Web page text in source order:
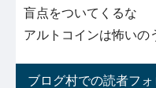
盲点をついてくるな
アルトコインは怖いの
ブログ村での読者フ